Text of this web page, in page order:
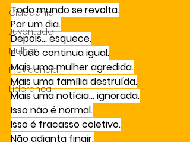
Cidadania
Juventude
Mulher
Previdencia
Lideranca
Todo mundo se revolta.
Por um dia.
Depois… esquece.
E tudo continua igual.
Mais uma mulher agredida.
Mais uma família destruída.
Mais uma notícia… ignorada.
Isso não é normal.
Isso é fracasso coletivo.
Não adianta fingir.